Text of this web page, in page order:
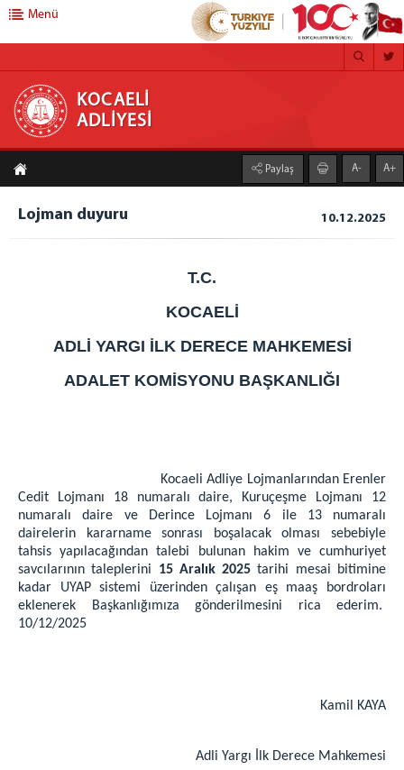
KOCAELİ ADLİYESİ
ANA SAYFA
ADLİYEMİZ
Kocaeli Adliyesi
Mülhakatlarımız
Körfez Adliyesi
1 Nolu F Tipi Kapalı Cik
Açık Ceza İnfaz Kurumu
Denetimli Serbestlik Müdürlüğü
Bilgi İşlem Hizmetleri
E-İmza (Yeni şifre alma,Bloke çözme)
Şifre İşlemleri (Portal,Bilgisayar,Mail,Haberci)
Personel e-posta
Menü
KOCAELİ
ADLİYESİ
Paylaş A- A+
Lojman duyuru 10.12.2025
T.C.
KOCAELİ
ADLİ YARGI İLK DERECE MAHKEMESİ
ADALET KOMİSYONU BAŞKANLIĞI
Kocaeli Adliye Lojmanlarından Erenler
Cedit Lojmanı 18 numaralı daire, Kuruçeşme Lojmanı 12
numaralı daire ve Derince Lojmanı 6 ile 13 numaralı
dairelerin kararname sonrası boşalacak olması sebebiyle
tahsis yapılacağından talebi bulunan hakim ve cumhuriyet
savcılarının taleplerini 15 Aralık 2025tarihi mesai bitimine
kadar UYAP sistemi üzerinden çalışan eş maaş bordroları
eklenerek Başkanlığımıza gönderilmesini rica ederim.
10/12/2025
Kamil KAYA
Adli Yargı İlk Derece Mahkemesi